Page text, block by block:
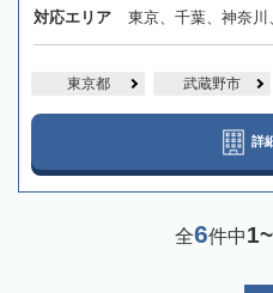
対応エリア 東京、千葉、神奈
東京都 武蔵野市
詳
全6件中